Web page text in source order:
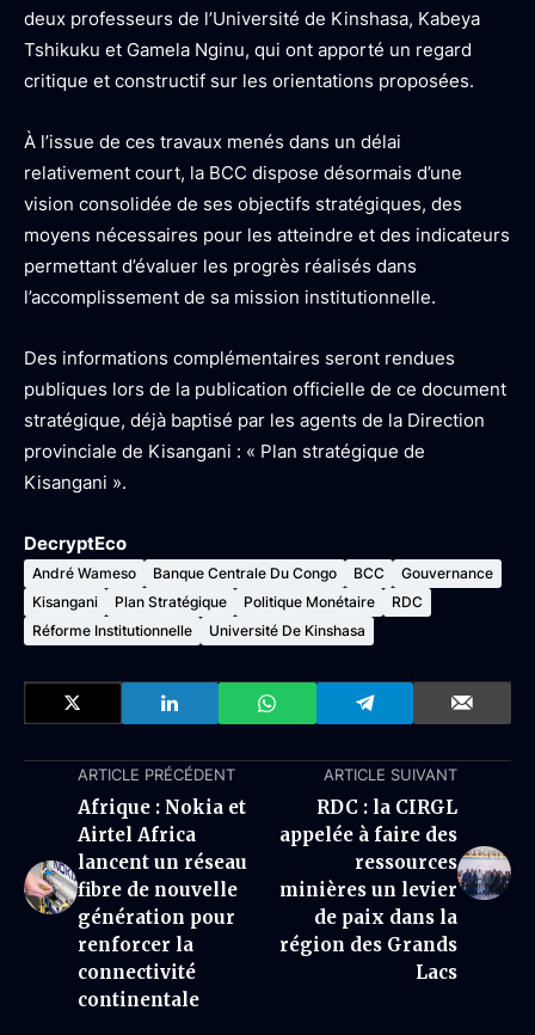
deux professeurs de l’Université de Kinshasa, Kabeya
Tshikuku et Gamela Nginu, qui ont apporté un regard
critique et constructif sur les orientations proposées.
À l’issue de ces travaux menés dans un délai
relativement court, la BCC dispose désormais d’une
vision consolidée de ses objectifs stratégiques, des
moyens nécessaires pour les atteindre et des indicateurs
permettant d’évaluer les progrès réalisés dans
l’accomplissement de sa mission institutionnelle.
Des informations complémentaires seront rendues
publiques lors de la publication officielle de ce document
stratégique, déjà baptisé par les agents de la Direction
provinciale de Kisangani : « Plan stratégique de
Kisangani ».
DecryptEco
André Wameso Banque Centrale Du Congo BCC
Gouvernance
Kisangani
Plan Stratégique Politique Monétaire
RDC
Réforme Institutionnelle
Université De Kinshasa
ARTICLE PRÉCÉDENT
Afrique : Nokia et
Airtel Africa
lancent un réseau
fibre de nouvelle
génération pour
renforcer la
connectivité
continentale
ARTICLE SUIVANT
RDC : la CIRGL
appelée à faire des
ressources
minières un levier
de paix dans la
région des Grands
Lacs